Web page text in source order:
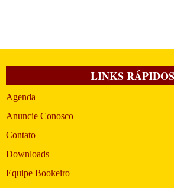
LINKS RÁPIDOS
Agenda
Anuncie Conosco
Contato
Downloads
Equipe Bookeiro